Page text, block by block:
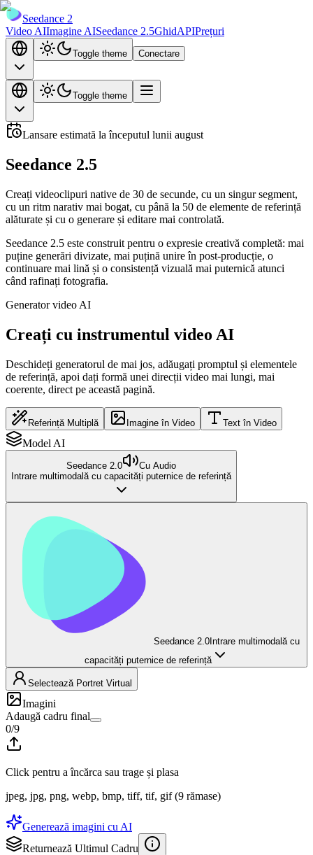
Seedance 2
Video AIImagine AISeedance 2.5GhidAPIPrețuri
Toggle theme Conectare
Toggle theme
Lansare estimată la începutul lunii august
Seedance 2.5
Creați videoclipuri native de 30 de secunde, cu un singur segment,
cu un ritm narativ mai bogat, cu până la 50 de elemente de referință
alăturate și cu o generare și editare mai controlată.
Seedance 2.5 este construit pentru o expresie creativă completă: mai
puține generări divizate, mai puțină unire în post-producție, o
continuare mai lină și o consistență vizuală mai puternică atunci
când rafinați fotografia.
Generator video AI
Creați cu instrumentul video AI
Deschideți generatorul de mai jos, adăugați promptul și elementele
de referință, apoi dați formă unei direcții video mai lungi, mai
coerente, direct pe această pagină.
Referință Multiplă Imagine în Video Text în Video
Model AI
Seedance 2.0
Cu Audio
Intrare multimodală cu capacități puternice de referință
Seedance 2.0Intrare multimodală cu
capacități puternice de referință
Selectează Portret Virtual
Imagini
Adaugă cadru final
0/9
Click pentru a încărca sau trage și plasa
jpeg, jpg, png, webp, bmp, tiff, tif, gif(9 rămase)
Generează imagini cu AI
Returnează Ultimul Cadru